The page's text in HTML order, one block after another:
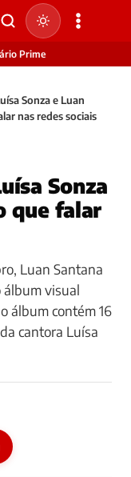
Prime
Sonza e Luan
nas redes sociais
Sonza
que falar
Luan Santana
álbum visual
álbum contém 16
cantora Luísa